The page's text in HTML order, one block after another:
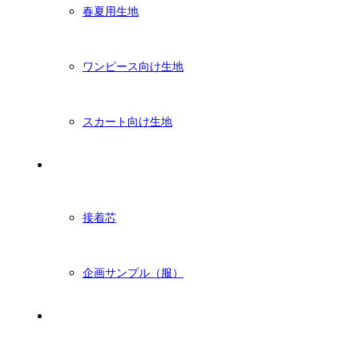
春夏用生地
ワンピース向け生地
スカート向け生地
接着芯
企画サンプル（服）